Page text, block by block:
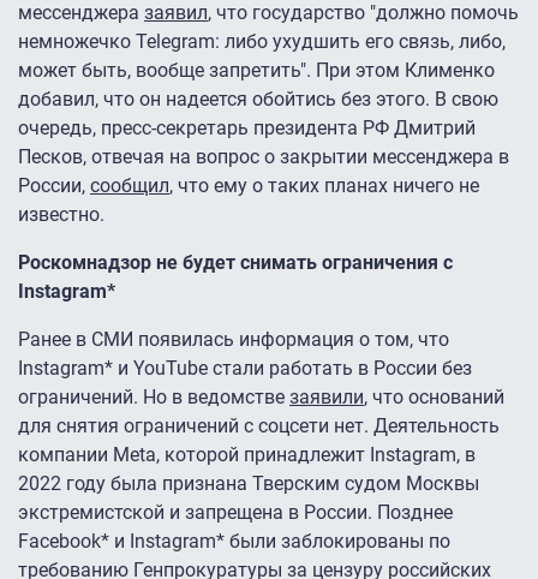
мессенджера заявил, что государство "должно помочь
немножечко Telegram: либо ухудшить его связь, либо,
может быть, вообще запретить". При этом Клименко
добавил, что он надеется обойтись без этого. В свою
очередь, пресс-секретарь президента РФ Дмитрий
Песков, отвечая на вопрос о закрытии мессенджера в
России, сообщил, что ему о таких планах ничего не
известно.
Роскомнадзор не будет снимать ограничения с
Instagram*
Ранее в СМИ появилась информация о том, что
Instagram* и YouTube стали работать в России без
ограничений. Но в ведомстве заявили, что оснований
для снятия ограничений с соцсети нет. Деятельность
компании Meta, которой принадлежит Instagram, в
2022 году была признана Тверским судом Москвы
экстремистской и запрещена в России. Позднее
Facebook* и Instagram* были заблокированы по
требованию Генпрокуратуры за цензуру российских